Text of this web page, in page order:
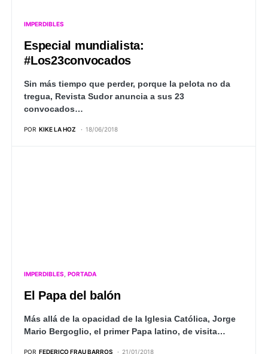
IMPERDIBLES
Especial mundialista:
#Los23convocados
Sin más tiempo que perder, porque la pelota no da
tregua, Revista Sudor anuncia a sus 23
convocados…
POR KIKE LA HOZ 18/06/2018
IMPERDIBLES PORTADA
El Papa del balón
Más allá de la opacidad de la Iglesia Católica, Jorge
Mario Bergoglio, el primer Papa latino, de visita…
POR FEDERICO FRAU BARROS 21/01/2018